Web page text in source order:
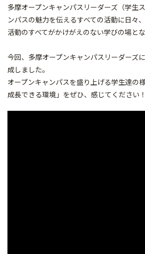
多摩オープンキャンパスリーダーズ（学生ス
ンパスの魅力を伝えるすべての活動に日々
活動のすべてがかけがえのない学びの場とな
今回、 多摩オープンキャンパスリーダーズ
成しま した。
オープンキャンパスを盛り上げる学生達の
成長できる環境」をぜひ、感じてください！